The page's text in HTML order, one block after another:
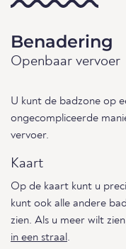
Benadering
Openbaar vervoer
U kunt de badzone op
ongecompliceerde
vervoer.
Kaart
Op de kaart kunt u
kunt ook alle andere
zien. Als u meer wilt
in een straal.